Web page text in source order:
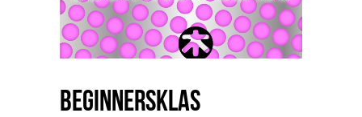
Beginnersklas